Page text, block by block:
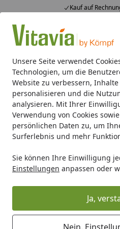
Unsere Seite verwendet
Technologien, um die
Website zu verbessern,
personalisieren und die
analysieren. Mit Ihrer
Verwendung von Cookies
persönlichen Daten zu, um
Surferlebnis und mehr
Sie können Ihre Einwilligung
Einstellungen anpassen oder
Ja,
Kauf auf
Alle Produkte
Mein Konto
Suchen
Startseite
Gewächshaus-Zubehör
Vitavia